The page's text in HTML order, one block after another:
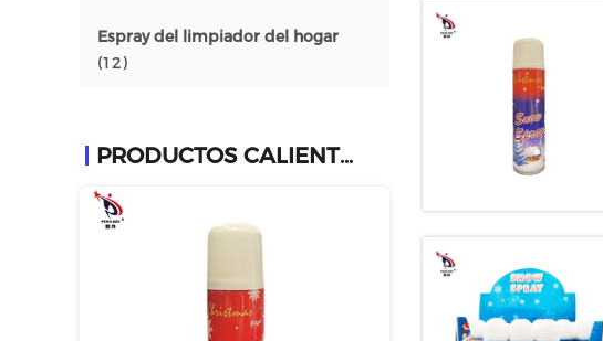
Espray del limpiador del hogar
(12)
PRODUCTOS CALIENTES